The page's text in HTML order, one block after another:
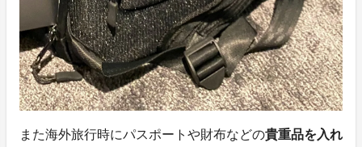
また海外旅行時にパスポートや財布などの貴重品を入れ